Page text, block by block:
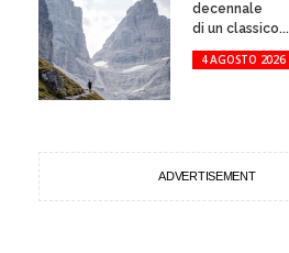
decennale
di un classico...
4 AGOSTO 2026
ADVERTISEMENT